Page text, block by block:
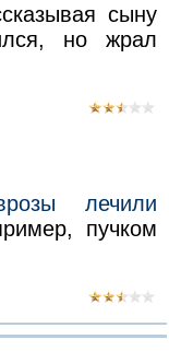
сыну
но жрал
лечили
пучком